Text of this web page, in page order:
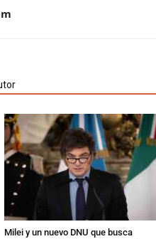
Milei y un nuevo DNU que busca